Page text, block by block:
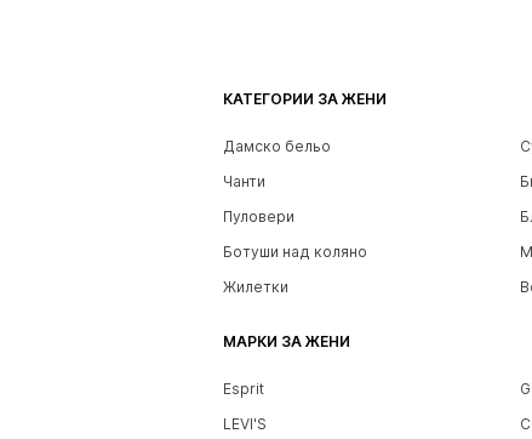
КАТЕГОРИИ ЗА ЖЕНИ
Дамско бельо
Чанти
Пуловери
Ботуши над коляно
Жилетки
МАРКИ ЗА ЖЕНИ
Esprit
LEVI'S